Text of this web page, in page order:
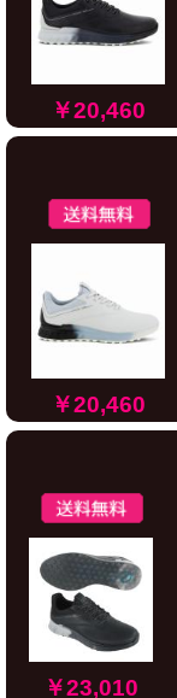
￥20,460
￥20,460
￥23,010